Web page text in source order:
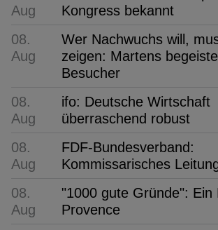
Aug
Kongress bekannt
08.
Aug
Wer Nachwuchs will,
zeigen: Martens
Besucher
08.
Aug
ifo: Deutsche Wirtschaft
überraschend robust
08.
Aug
FDF-Bundesverband:
Kommissarisches
08.
Aug
"1000 gute Gründe": Ein
Provence